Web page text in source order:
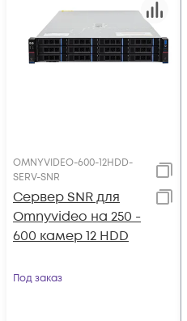
OMNYVIDEO-600-12HDD-
SERV-SNR
Сервер SNR для
Omnyvideo на 250 -
600 камер 12 HDD
Под заказ